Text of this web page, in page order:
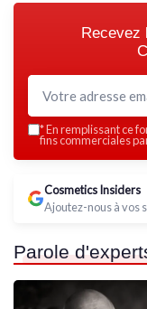
Recevez
*En remplissant ce
fins commerciales
Cosmetics Insiders
Ajoutez-nous à vos
Parole